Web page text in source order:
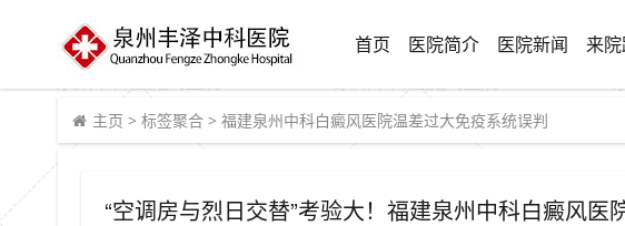
首页 医院简介 医院新闻 来
主页 > 标签聚合 > 福建泉州中科白癜风医院温差过大免疫系统误判